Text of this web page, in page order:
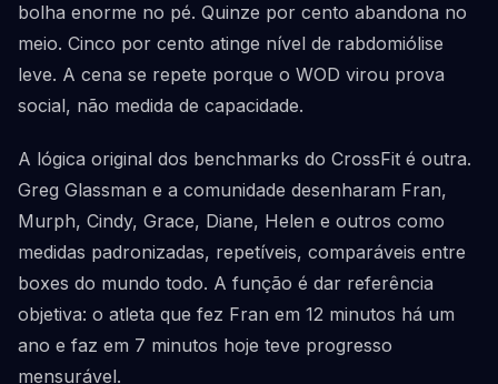
bolha enorme no pé. Quinze por cento abandona no
meio. Cinco por cento atinge nível de rabdomiólise
leve. A cena se repete porque o WOD virou prova
social, não medida de capacidade.
A lógica original dos benchmarks do CrossFit é outra.
Greg Glassman e a comunidade desenharam Fran,
Murph, Cindy, Grace, Diane, Helen e outros como
medidas padronizadas, repetíveis, comparáveis entre
boxes do mundo todo. A função é dar referência
objetiva: o atleta que fez Fran em 12 minutos há um
ano e faz em 7 minutos hoje teve progresso
mensurável.